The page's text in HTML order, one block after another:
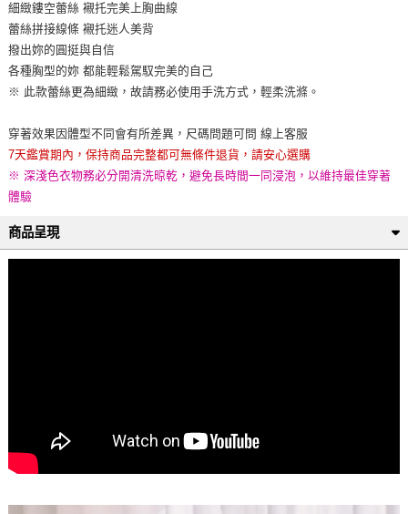
細緻鏤空蕾絲 襯托完美上胸曲線
蕾絲拼接線條 襯托迷人美背
撥出妳的圓挺與自信
各種胸型的妳 都能輕鬆駕馭完美的自己
※ 此款蕾絲更為細緻，故請務必使用手洗方式，輕柔洗滌。
穿著效果因體型不同會有所差異，尺碼問題可問 線上客服
7天鑑賞期內，保持商品完整都可無條件退貨，請安心選購
※ 深淺色衣物務必分開清洗晾乾，避免長時間一同浸泡，以維持最佳穿著
體驗
商品呈現